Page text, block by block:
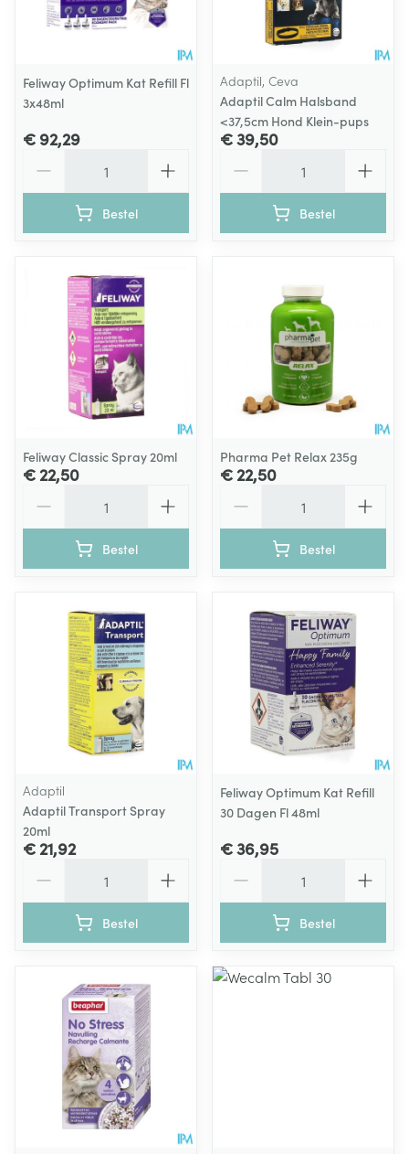
Feliway Optimum Kat Refill Fl
3x48ml
€ 92,29
Bestel
Adaptil, Ceva
Adaptil Calm Halsband
<37,5cm Hond Klein-pups
€ 39,50
Bestel
Feliway Classic Spray 20ml
€ 22,50
Bestel
Pharma Pet Relax 235g
€ 22,50
Bestel
Adaptil
Adaptil Transport Spray
20ml
€ 21,92
Bestel
Feliway Optimum Kat Refill
30 Dagen Fl 48ml
€ 36,95
Bestel